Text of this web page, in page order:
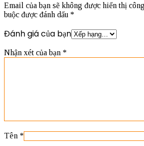
Email của bạn sẽ không được hiển thị
buộc được đánh dấu *
Đánh giá của bạn
Nhận xét của bạn *
Tên *